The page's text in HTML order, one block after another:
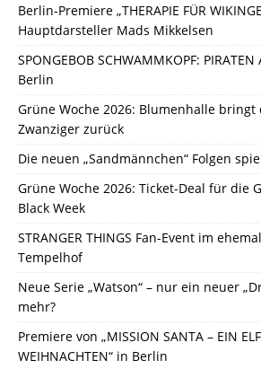
Berlin-Premiere „THERAPIE FÜR
Hauptdarsteller Mads Mikkelsen
SPONGEBOB SCHWAMMKOPF:
Berlin
Grüne Woche 2026: Blumenhalle bringt
Zwanziger zurück
Die neuen „Sandmännchen“ Folgen
Grüne Woche 2026: Ticket-Deal für die
Black Week
STRANGER THINGS Fan-Event im
Tempelhof
Neue Serie „Watson“ – nur ein neuer
mehr?
Premiere von „MISSION SANTA – EIN
WEIHNACHTEN“ in Berlin